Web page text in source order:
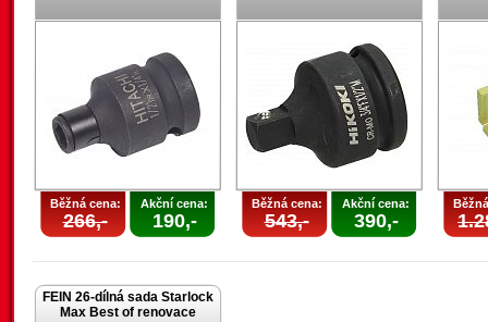
Běžná cena:
266,-
Akční cena:
190,-
Běžná cena:
543,-
Akční cena:
390,-
FEIN 26-dílná sada Starlock
Max Best of renovace